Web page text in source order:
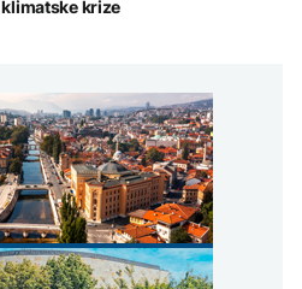
klimatske krize